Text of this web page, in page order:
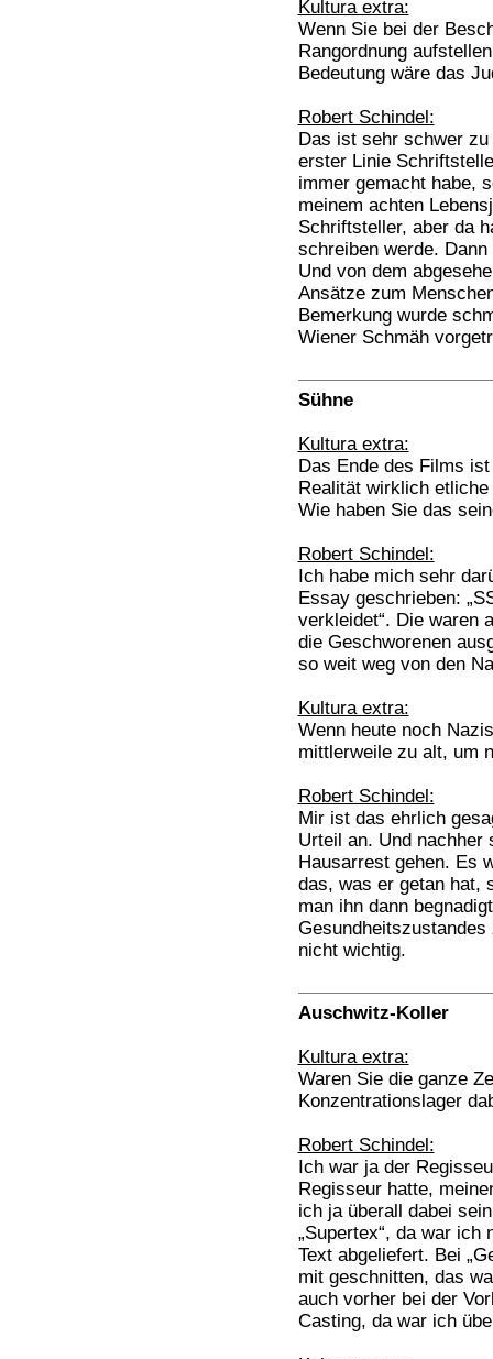
Kultura extra:
Wenn Sie bei der
Rangordnung
Bedeutung wäre das
Robert Schindel:
Das ist sehr schwer
erster Linie
immer gemacht habe,
meinem achten
Schriftsteller, aber da
schreiben werde.
Und von dem
Ansätze zum
Bemerkung wurde
Wiener Schmäh
Sühne
Kultura extra:
Das Ende des Films
Realität wirklich
Wie haben Sie das
Robert Schindel:
Ich habe mich sehr
Essay geschrieben:
verkleidet“. Die waren
die Geschworenen
so weit weg von den
Kultura extra:
Wenn heute noch
mittlerweile zu alt, um
Robert Schindel:
Mir ist das ehrlich
Urteil an. Und nachher
Hausarrest gehen. Es
das, was er getan hat,
man ihn dann
nicht wichtig.
Auschwitz-Koller
Kultura extra:
Waren Sie die ganze
Konzentrationslager
Robert Schindel:
Ich war ja der
Regisseur hatte,
ich ja überall dabei
„Supertex“, da war ich
Text abgeliefert. Bei
mit geschnitten, das
auch vorher bei der
Casting, da war ich